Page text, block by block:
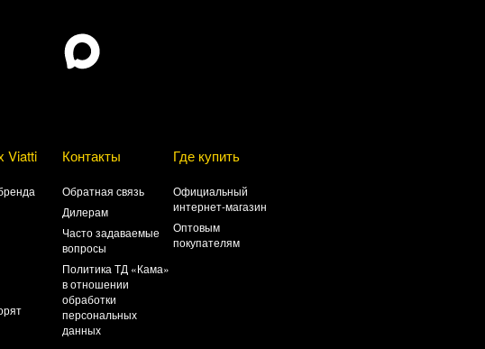
Viatti Контакты
Обратная связь
Дилерам
Часто задаваемые
вопросы
Политика ТД «Кама»
в отношении
обработки
персональных
данных
Где купить
Официальный
интернет-магазин
Оптовым
покупателям